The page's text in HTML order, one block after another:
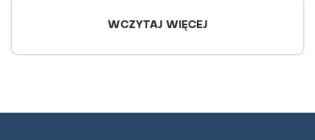
WCZYTAJ WIĘCEJ